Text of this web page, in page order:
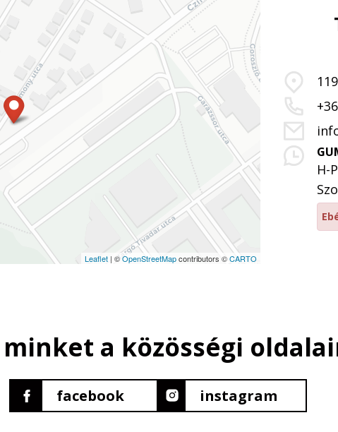
Leaflet | ©OpenStreetMapcontributors ©CARTO
H-
minket a közösségi
facebook instagram